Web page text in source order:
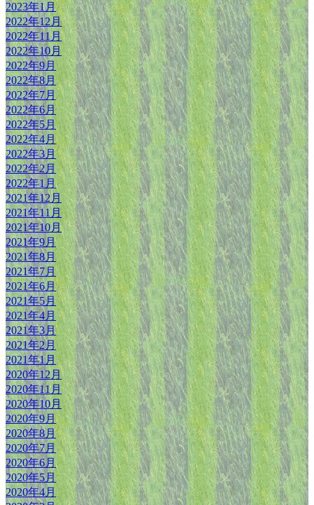
2023年1月
2022年12月
2022年11月
2022年10月
2022年9月
2022年8月
2022年7月
2022年6月
2022年5月
2022年4月
2022年3月
2022年2月
2022年1月
2021年12月
2021年11月
2021年10月
2021年9月
2021年8月
2021年7月
2021年6月
2021年5月
2021年4月
2021年3月
2021年2月
2021年1月
2020年12月
2020年11月
2020年10月
2020年9月
2020年8月
2020年7月
2020年6月
2020年5月
2020年4月